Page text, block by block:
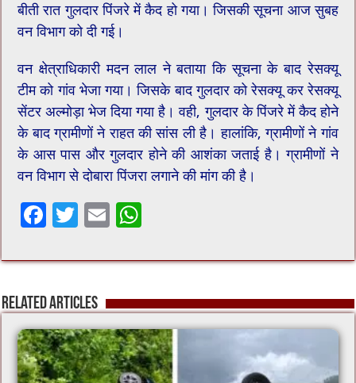
बीती रात गुलदार पिंजरे में कैद हो गया। जिसकी सूचना आज सुबह
वन विभाग को दी गई।
वन क्षेत्राधिकारी मदन लाल ने बताया कि सूचना के बाद रेसक्यू
टीम को गांव भेजा गया। ​जिसके बाद गुलदार को रेसक्यू कर रेसक्यू
सेंटर अल्मोड़ा भेज दिया गया है। वही, गुलदार के पिंजरे में कैद होने
के बाद ग्रामीणों ने राहत की सांस ली है। हालांकि, ग्रामीणों ने गांव
के आस पास और गुलदार होने की आशंका जताई है। ग्रामीणों ने
वन विभाग से दोबारा पिंजरा लगाने की मांग की है।
F
e
b
o
o
k
T
tt
er
E
ai
l
at
sA
p
p
Related Articles